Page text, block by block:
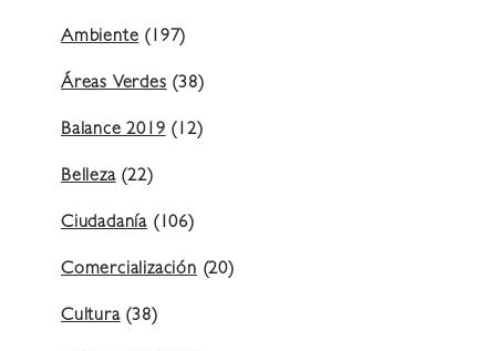
Ambiente(197)
Áreas Verdes(38)
Balance 2019(12)
Belleza(22)
Ciudadanía (106)
Comercialización(20)
Cultura(38)